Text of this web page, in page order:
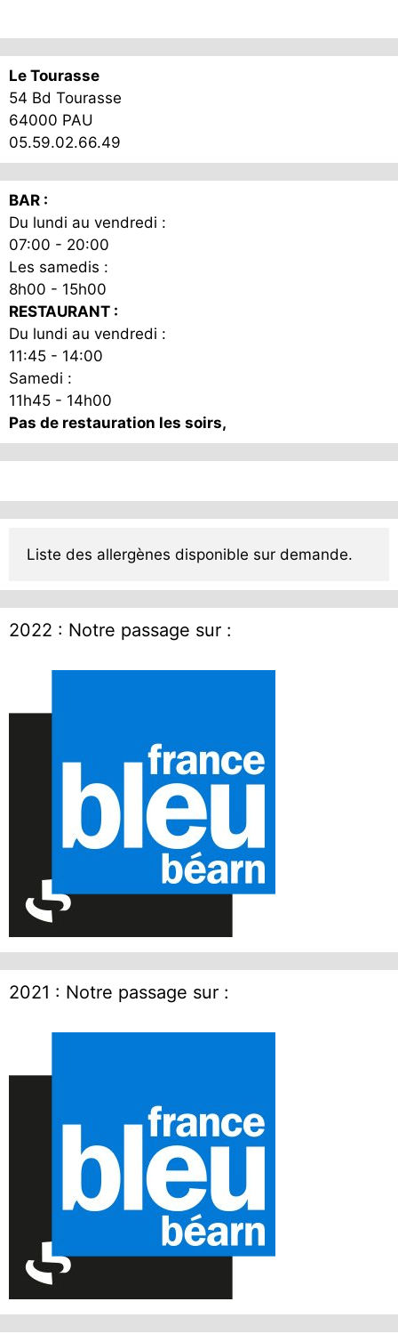
Le Tourasse
54 Bd Tourasse
64000 PAU
05.59.02.66.49
BAR :
Du lundi au vendredi :
07:00 - 20:00
Les samedis :
8h00 - 15h00
RESTAURANT :
Du lundi au vendredi :
11:45 - 14:00
Samedi :
11h45 - 14h00
Pas de restauration les soirs,
Liste des allergènes disponible sur demande.
2022 : Notre passage sur :
2021 : Notre passage sur :